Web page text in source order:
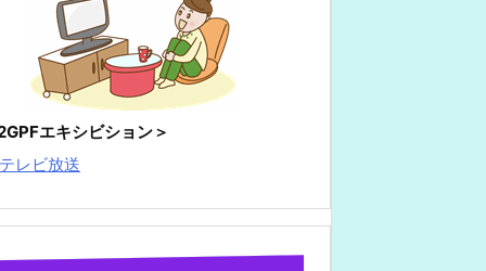
エキシビション＞
レビ放送